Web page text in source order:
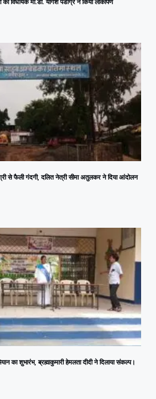
विधायक मा.डॉ. योगेश पंडाग्रे ने किया लोकार्पण
से फैली गंदगी, दलित नेत्री सीमा अतुलकर ने दिया आंदोलन
का शुभारंभ, ब्रह्माकुमारी हेमलता दीदी ने दिलाया संकल्प।